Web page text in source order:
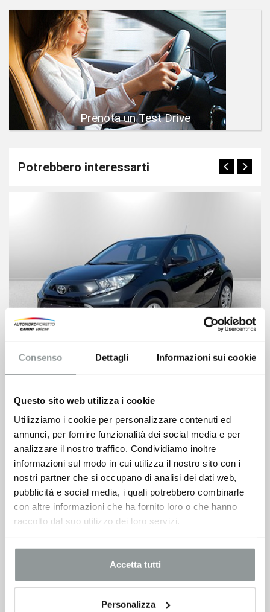
Consenso Dettagli Informazioni sui cookie
Questo sito web utilizza i cookie
Utilizziamo i cookie per personalizzare contenuti ed
annunci, per fornire funzionalità dei social media e per
analizzare il nostro traffico. Condividiamo inoltre
informazioni sul modo in cui utilizza il nostro sito con i
nostri partner che si occupano di analisi dei dati web,
pubblicità e social media, i quali potrebbero combinarle
con altre informazioni che ha fornito loro o che hanno
raccolto dal suo utilizzo dei loro servizi.
Accetta tutti
Personalizza
Prenota un Test Drive
Potrebbero interessarti
Toyota Aygo
11.900€
VEDI SCHEDA